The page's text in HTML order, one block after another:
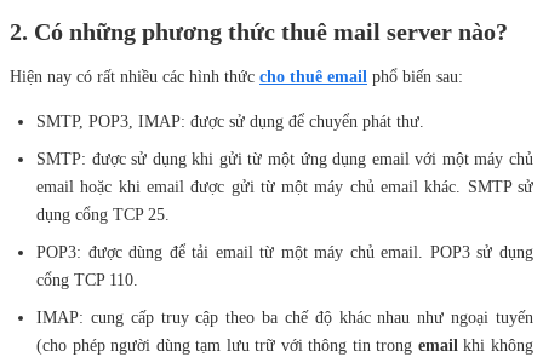
2. Có những phương thức thuê mail server nào?
Hiện nay có rất nhiều các hình thức cho thuê email phổ biến sau:
SMTP, POP3, IMAP: được sử dụng để chuyển phát thư.
SMTP: được sử dụng khi gửi từ một ứng dụng email với một máy chủ
email hoặc khi email được gửi từ một máy chủ email khác. SMTP sử
dụng cổng TCP 25.
POP3: được dùng để tải email từ một máy chủ email. POP3 sử dụng
cổng TCP 110.
IMAP: cung cấp truy cập theo ba chế độ khác nhau như ngoại tuyến
(cho phép người dùng tạm lưu trữ với thông tin trong emailkhi không